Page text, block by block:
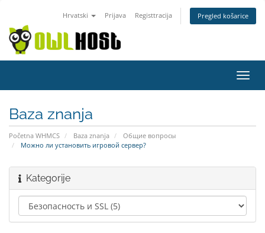
Hrvatski Prijava Registtracija Pregled košarice
Baza znanja
Početna WHMCS Baza znanja
Общие вопросы
Можно ли установить игровой сервер?
Kategorije